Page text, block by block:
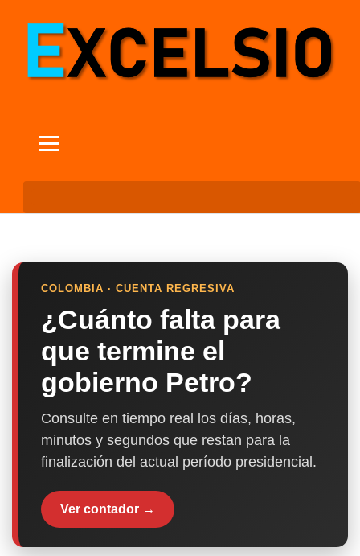
COLOMBIA · CUENTA REGRESIVA
¿Cuánto falta para
que termine el
gobierno Petro?
Consulte en tiempo real los días, horas,
minutos y segundos que restan para la
finalización del actual período presidencial.
Ver contador →